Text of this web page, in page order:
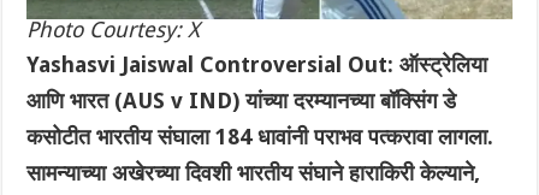
Photo Courtesy: X
Yashasvi Jaiswal Controversial Out: ऑस्ट्रेलिया
आणि भारत (AUS v IND) यांच्या दरम्यानच्या बॉक्सिंग डे
कसोटीत भारतीय संघाला 184 धावांनी पराभव पत्करावा लागला.
सामन्याच्या अखेरच्या दिवशी भारतीय संघाने हाराकिरी केल्याने,